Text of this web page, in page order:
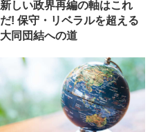
新しい政界再編の軸はこれ
だ! 保守・リベラルを超える
大同団結への道